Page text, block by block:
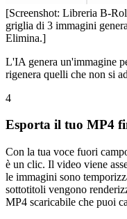
[Screenshot: Libreria B-
griglia di 3 immagini
Elimina.]
L'IA genera un'immagine
rigenera quelli che non si
4
Esporta il tuo MP4
Con la tua voce fuori
è un clic. Il video viene
le immagini sono
sottotitoli vengono
MP4 scaricabile che puoi